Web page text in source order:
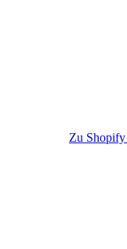
Zu Shopify